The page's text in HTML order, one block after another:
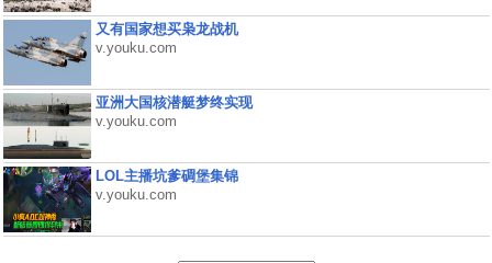
又有国家想买枭龙战机
v.youku.com
亚洲大国核潜艇梦终实现
v.youku.com
LOL主播坑爹碉堡集锦
v.youku.com